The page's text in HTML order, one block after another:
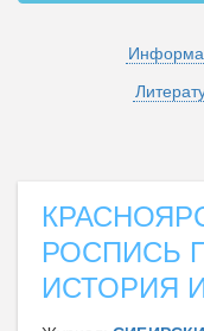
РОСПИСЬ
ИСТОРИЯ